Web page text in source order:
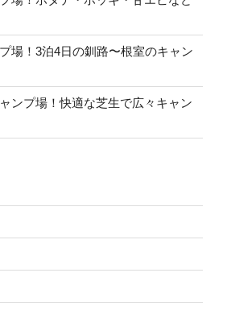
場！3泊4日の釧路〜根室のキャン
ンプ場！快適な芝生で広々キャン